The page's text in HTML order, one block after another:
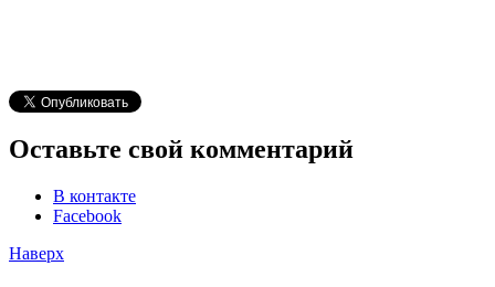
Оставьте свой комментарий
В контакте
Facebook
Наверх